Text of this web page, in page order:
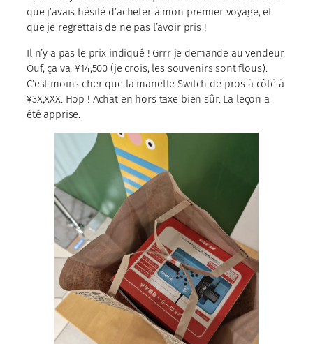
que j’avais hésité d’acheter à mon premier voyage, et
que je regrettais de ne pas l’avoir pris !
Il n’y a pas le prix indiqué ! Grrr je demande au vendeur.
Ouf, ça va, ¥14,500 (je crois, les souvenirs sont flous).
C’est moins cher que la manette Switch de pros à côté à
¥3X,XXX. Hop ! Achat en hors taxe bien sûr. La leçon a
été apprise.